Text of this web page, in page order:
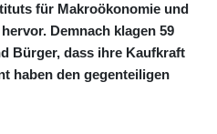
für Makroökonomie und
Demnach klagen 59
Bürger, dass ihre Kaufkraft
haben den gegenteiligen